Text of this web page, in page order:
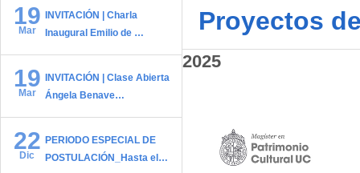
19
Mar
INVITACIÓN | Charla
Inaugural Emilio de …
19
Mar
INVITACIÓN | Clase Abierta
Ángela Benave…
22
Dic
PERIODO ESPECIAL DE
POSTULACIÓN_Hasta el…
Proyectos
2025